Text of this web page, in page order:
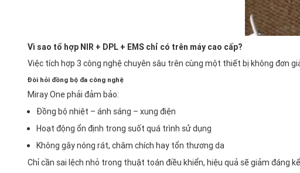
Vì sao tổ hợp NIR + DPL + EMS chỉ có trên máy cao cấp?
Việc tích hợp 3 công nghệ chuyên sâu trên cùng một thiết bị không đơn
Đòi hỏi đồng bộ đa công nghệ
Miray One phải đảm bảo:
Đồng bộ nhiệt – ánh sáng – xung điện
Hoạt động ổn định trong suốt quá trình sử dụng
Không gây nóng rát, châm chích hay tổn thương da
Chỉ cần sai lệch nhỏ trong thuật toán điều khiển, hiệu quả sẽ giảm đáng